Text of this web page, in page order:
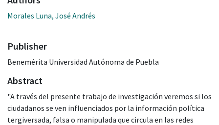
Morales Luna, José Andrés
Publisher
Benemérita Universidad Autónoma de Puebla
Abstract
"A través del presente trabajo de investigación veremos si los
ciudadanos se ven influenciados por la información política
tergiversada, falsa o manipulada que circula en las redes